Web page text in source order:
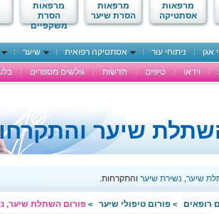
מרפאות
אסתטיקה
מרפאות
הסרת שיער
מרפאות
הסרת
משקפיים
אגן ניתוחי עור אסתטיקה רפואית שיער
וידאו טיפים חדשות גולשים מספרים
שיער
שיער, נשירת שיער והתקרחות.
רופאים > פורום טיפולי שיער > פורום השתלת שיער,